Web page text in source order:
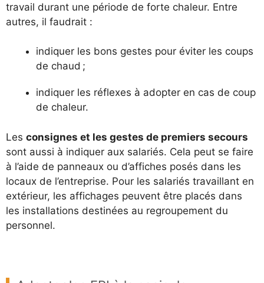
travail durant une période de forte chaleur. Entre
autres, il faudrait :
indiquer les bons gestes pour éviter les coups
de chaud ;
indiquer les réflexes à adopter en cas de coup
de chaleur.
Les consignes et les gestes de premiers secours
sont aussi à indiquer aux salariés. Cela peut se faire
à l’aide de panneaux ou d’affiches posés dans les
locaux de l’entreprise. Pour les salariés travaillant en
extérieur, les affichages peuvent être placés dans
les installations destinées au regroupement du
personnel.